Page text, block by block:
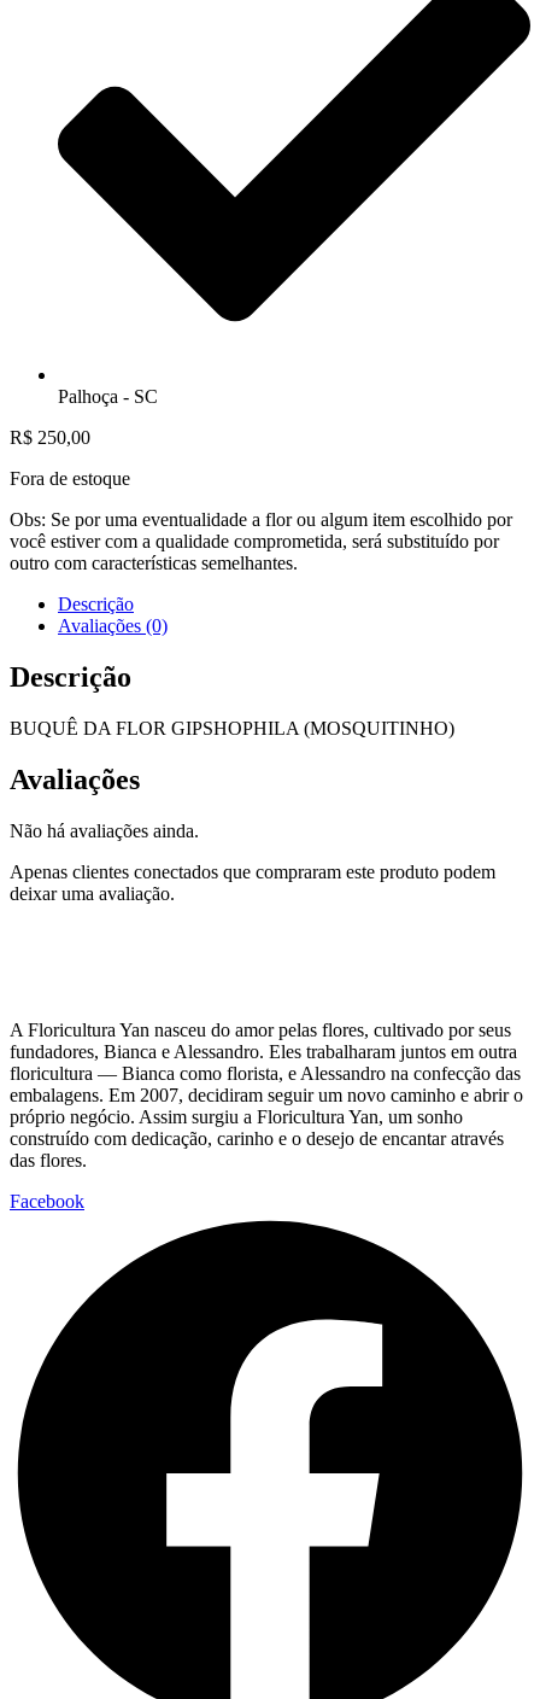
Palhoça - SC
R$ 250,00
Fora de estoque
Obs: Se por uma eventualidade a flor ou algum item escolhido por
você estiver com a qualidade comprometida, será substituído por
outro com características semelhantes.
Descrição
Avaliações (0)
Descrição
BUQUÊ DA FLOR GIPSHOPHILA (MOSQUITINHO)
Avaliações
Não há avaliações ainda.
Apenas clientes conectados que compraram este produto podem
deixar uma avaliação.
A Floricultura Yan nasceu do amor pelas flores, cultivado por seus
fundadores, Bianca e Alessandro. Eles trabalharam juntos em outra
floricultura — Bianca como florista, e Alessandro na confecção das
embalagens. Em 2007, decidiram seguir um novo caminho e abrir o
próprio negócio. Assim surgiu a Floricultura Yan, um sonho
construído com dedicação, carinho e o desejo de encantar através
das flores.
Facebook